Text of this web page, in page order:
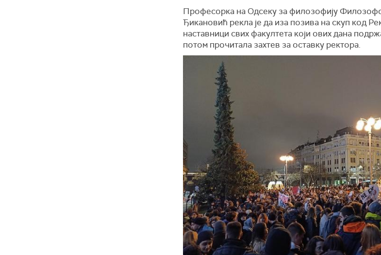
Професорка на Одсеку за филозофију
Ђикановић рекла је да иза позива на скуп код
наставници свих факултета који ових дана
потом прочитала захтев за оставку ректора.